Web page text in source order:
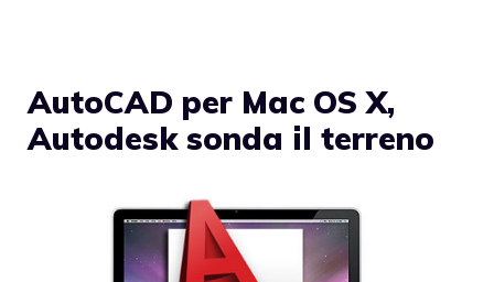
AutoCAD per Mac OS X,
Autodesk sonda il terreno